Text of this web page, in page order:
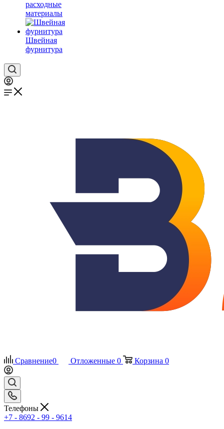
расходные
материалы
Швейная
фурнитура
Сравнение0 Отложенные 0 Корзина 0
Телефоны
+7 - 8692 - 99 - 9614